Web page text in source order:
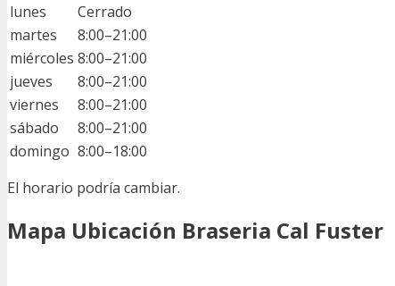
lunes
Cerrado
martes
8:00–21:00
miércoles 8:00–21:00
jueves
8:00–21:00
viernes
8:00–21:00
sábado
8:00–21:00
domingo 8:00–18:00
El horario podría cambiar.
Mapa Ubicación Braseria Cal Fuster